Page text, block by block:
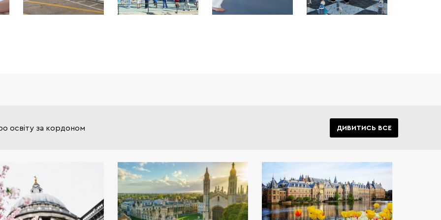
освіту за кордоном ДИВИТИСЬ ВСЕ
Освіта в Великій Британії є
еталоном якості і мрією для
багатьох іноземних студентів.